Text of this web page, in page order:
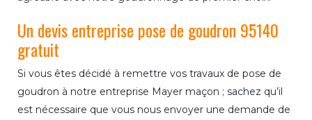
Un devis entreprise pose de goudron 95140
gratuit
Si vous êtes décidé à remettre vos travaux de pose de
goudron à notre entreprise Mayer maçon ; sachez qu’il
est nécessaire que vous nous envoyer une demande de